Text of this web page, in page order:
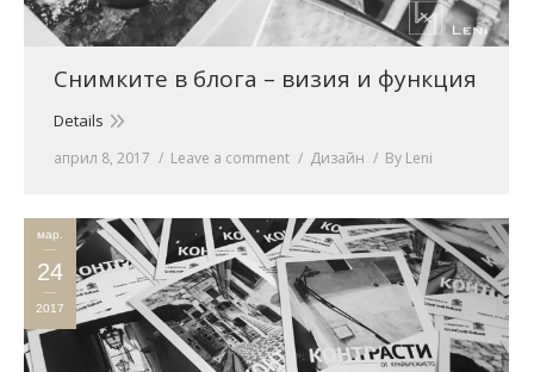
Снимките в блога – визия и функция
Details
април 8, 2017 Leave a comment Дизайн By Leni
мар.
24
2017